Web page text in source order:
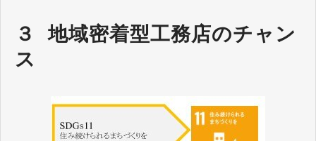
３  地域密着型工務店のチャン
ス